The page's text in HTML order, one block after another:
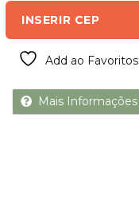
INSERIR CEP
Add ao Favoritos
Mais Informações